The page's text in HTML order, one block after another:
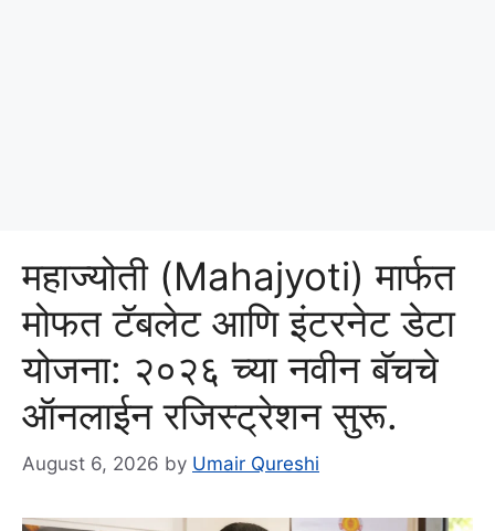
महाज्योती (Mahajyoti) मार्फत
मोफत टॅबलेट आणि इंटरनेट डेटा
योजना: २०२६ च्या नवीन बॅचचे
ऑनलाईन रजिस्ट्रेशन सुरू.
August 6, 2026 by Umair Qureshi